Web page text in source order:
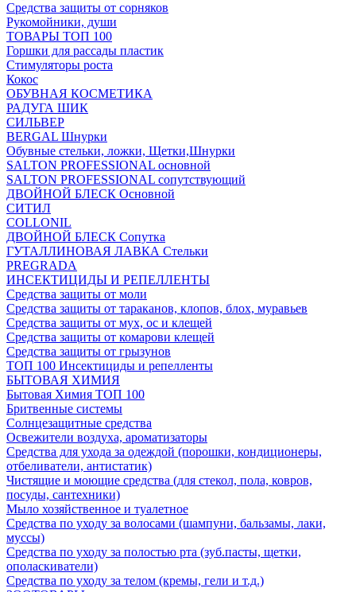
Средства защиты от сорняков
Рукомойники, души
ТОВАРЫ ТОП 100
Горшки для рассады пластик
Стимуляторы роста
Кокос
ОБУВНАЯ КОСМЕТИКА
РАДУГА ШИК
СИЛЬВЕР
BERGAL Шнурки
Обувные стельки, ложки, Щетки,Шнурки
SALTON PROFESSIONAL основной
SALTON PROFESSIONAL сопутствующий
ДВОЙНОЙ БЛЕСК Основной
СИТИЛ
COLLONIL
ДВОЙНОЙ БЛЕСК Сопутка
ГУТАЛЛИНОВАЯ ЛАВКА Стельки
PREGRADA
ИНСЕКТИЦИДЫ И РЕПЕЛЛЕНТЫ
Средства защиты от моли
Средства защиты от тараканов, клопов, блох, муравьев
Средства защиты от мух, ос и клещей
Средства защиты от комарови клещей
Средства защиты от грызунов
ТОП 100 Инсектициды и репелленты
БЫТОВАЯ ХИМИЯ
Бытовая Химия ТОП 100
Бритвенные системы
Солнцезащитные средства
Освежители воздуха, ароматизаторы
Средства для ухода за одеждой (порошки, кондиционеры,
отбеливатели, антистатик)
Чистящие и моющие средства (для стекол, пола, ковров,
посуды, сантехники)
Мыло хозяйственное и туалетное
Средства по уходу за волосами (шампуни, бальзамы, лаки,
муссы)
Средства по уходу за полостью рта (зуб.пасты, щетки,
ополаскиватели)
Средства по уходу за телом (кремы, гели и т.д.)